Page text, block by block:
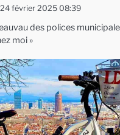
24 février 2025 08:39
des polices
moi »